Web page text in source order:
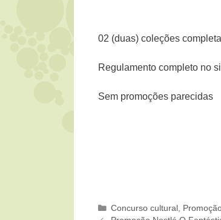
02 (duas) coleções
Regulamento completo no
Sem promoções parecidas
Categorias
Concurso cultural